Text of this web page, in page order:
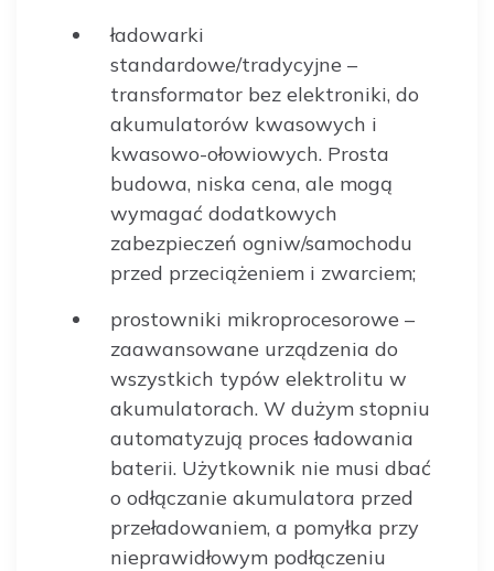
ładowarki
standardowe/tradycyjne –
transformator bez elektroniki, do
akumulatorów kwasowych i
kwasowo-ołowiowych. Prosta
budowa, niska cena, ale mogą
wymagać dodatkowych
zabezpieczeń ogniw/samochodu
przed przeciążeniem i zwarciem;
prostowniki mikroprocesorowe –
zaawansowane urządzenia do
wszystkich typów elektrolitu w
akumulatorach. W dużym stopniu
automatyzują proces ładowania
baterii. Użytkownik nie musi dbać
o odłączanie akumulatora przed
przeładowaniem, a pomyłka przy
nieprawidłowym podłączeniu